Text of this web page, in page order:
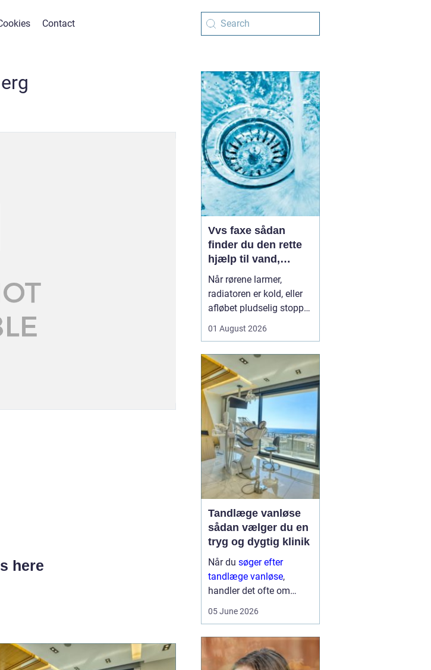
Contact
here
Vvs faxe sådan
finder du den rette
hjælp til vand,
varme og sanitet
Når rørene larmer,
radiatoren er kold, eller
afløbet pludselig stopper
hvor vigtig en
er i hverdagen. I Faxe og
omegn spiller de lokale
VVS-installatører en
central rolle for både
boligejere og virks...
01 August 2026
Tandlæge vanløse
sådan vælger du en
tryg og dygtig klinik
Når du søger efter
tandlæge vanløse,
handler det ofte om
du kan føle dig tryg, blive
taget alvorligt og få
05 June 2026